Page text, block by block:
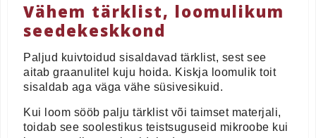
Vähem tärklist, loomulikum
seedekeskkond
Paljud kuivtoidud sisaldavad tärklist, sest see
aitab graanulitel kuju hoida. Kiskja loomulik toit
sisaldab aga väga vähe süsivesikuid.
Kui loom sööb palju tärklist või taimset materjali,
toidab see soolestikus teistsuguseid mikroobe kui